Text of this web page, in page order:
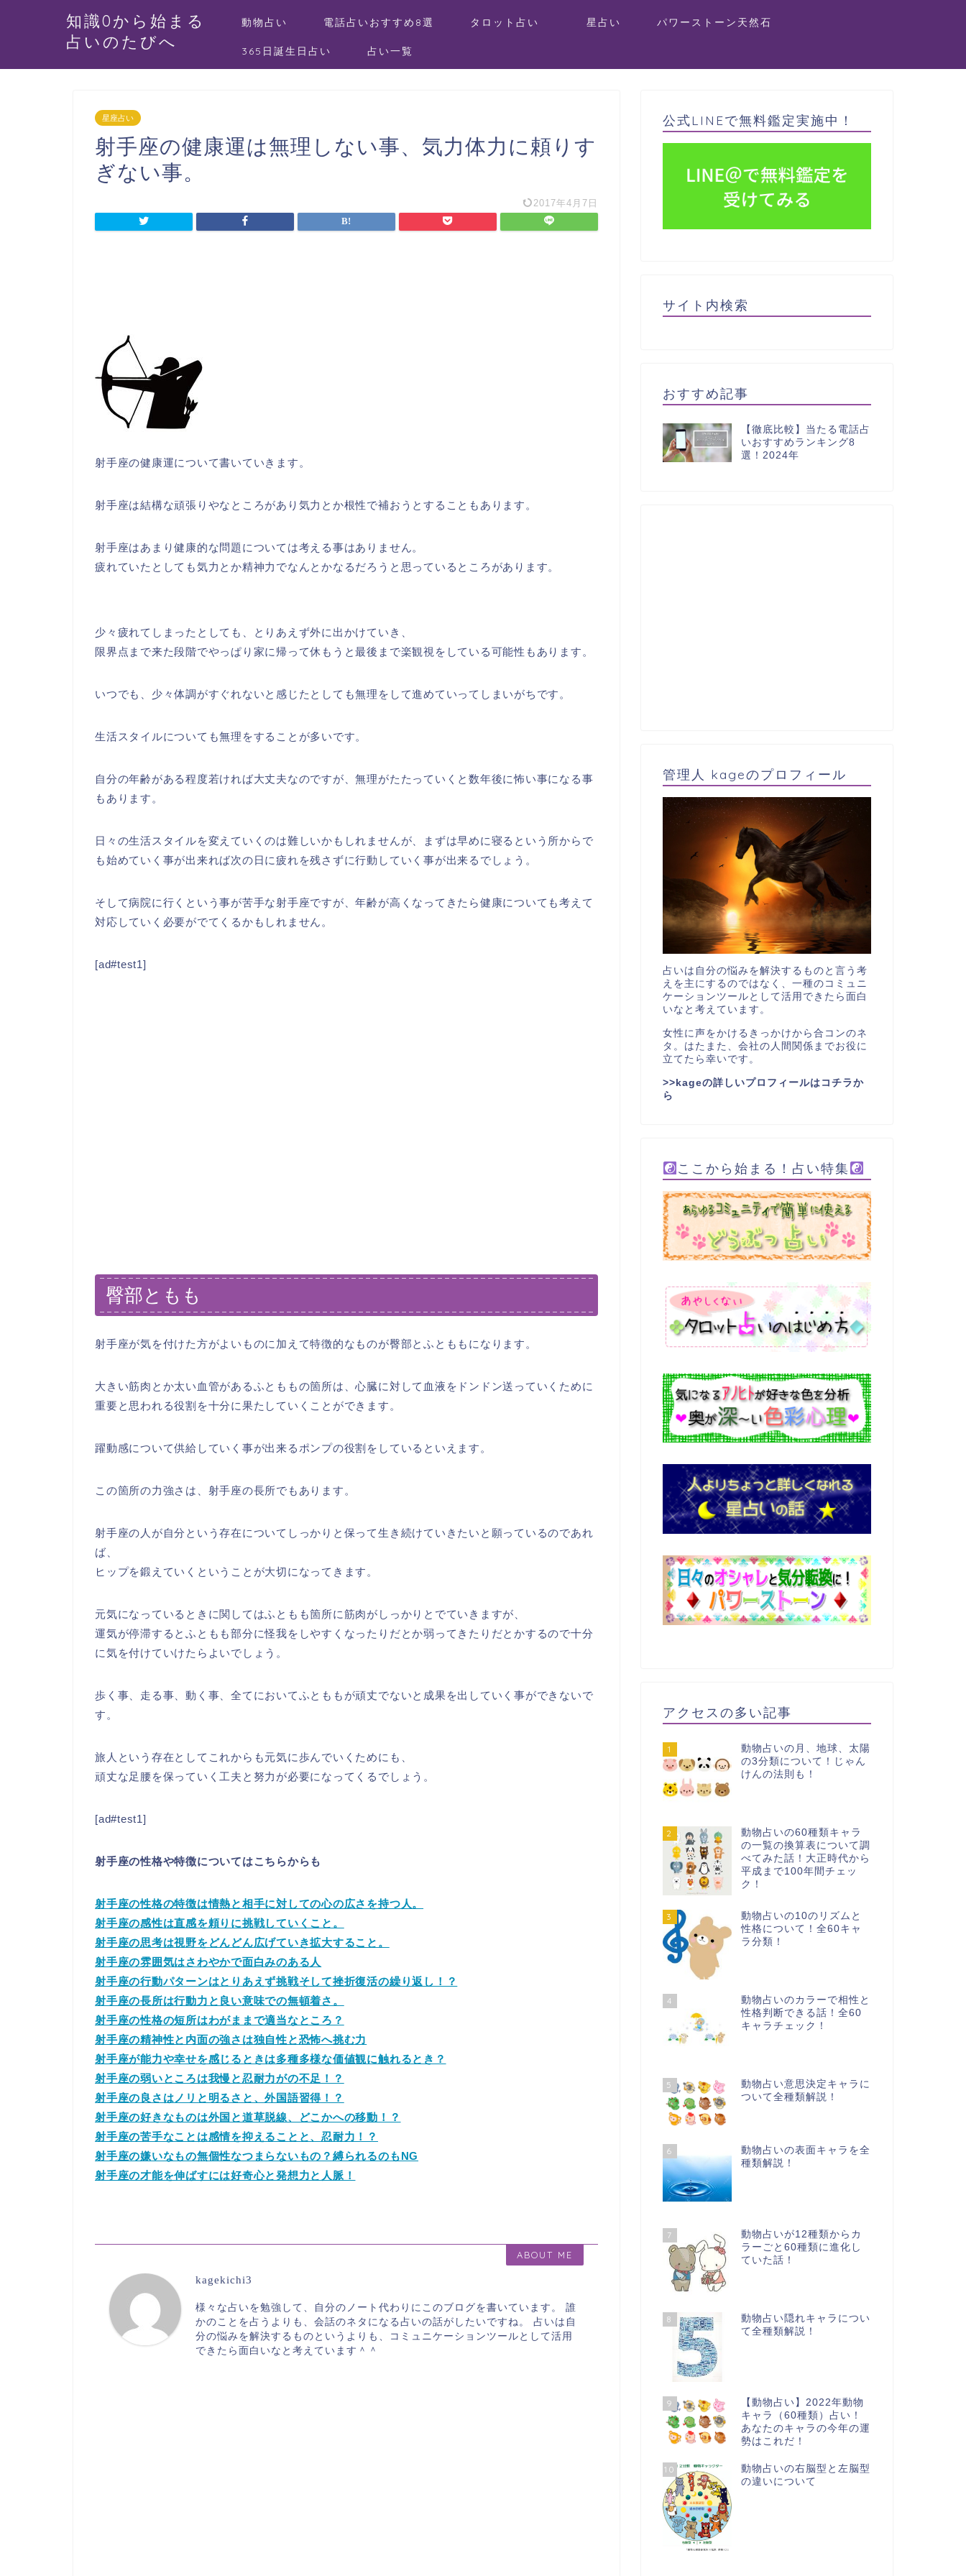
知識0から始まる
占いのたびへ
動物占い 電話占いおすすめ8選 タロット占い 星占い パワーストーン天然石
365日誕生日占い 占い一覧
星座占い
射手座の健康運は無理しない事、気力体力に頼りす
ぎない事。
2017年4月7日
射手座の健康運について書いていきます。
射手座は結構な頑張りやなところがあり気力とか根性で補おうとすることもあります。
射手座はあまり健康的な問題については考える事はありません。
疲れていたとしても気力とか精神力でなんとかなるだろうと思っているところがあります。
少々疲れてしまったとしても、とりあえず外に出かけていき、
限界点まで来た段階でやっぱり家に帰って休もうと最後まで楽観視をしている可能性もあります。
いつでも、少々体調がすぐれないと感じたとしても無理をして進めていってしまいがちです。
生活スタイルについても無理をすることが多いです。
自分の年齢がある程度若ければ大丈夫なのですが、無理がたたっていくと数年後に怖い事になる事
もあります。
日々の生活スタイルを変えていくのは難しいかもしれませんが、まずは早めに寝るという所からで
も始めていく事が出来れば次の日に疲れを残さずに行動していく事が出来るでしょう。
そして病院に行くという事が苦手な射手座ですが、年齢が高くなってきたら健康についても考えて
対応していく必要がでてくるかもしれません。
[ad#test1]
臀部ともも
射手座が気を付けた方がよいものに加えて特徴的なものが臀部とふとももになります。
大きい筋肉とか太い血管があるふとももの箇所は、心臓に対して血液をドンドン送っていくために
重要と思われる役割を十分に果たしていくことができます。
躍動感について供給していく事が出来るポンプの役割をしているといえます。
この箇所の力強さは、射手座の長所でもあります。
射手座の人が自分という存在についてしっかりと保って生き続けていきたいと願っているのであれ
ば、
ヒップを鍛えていくということが大切になってきます。
元気になっているときに関してはふともも箇所に筋肉がしっかりとでていきますが、
運気が停滞するとふともも部分に怪我をしやすくなったりだとか弱ってきたりだとかするので十分
に気を付けていけたらよいでしょう。
歩く事、走る事、動く事、全てにおいてふとももが頑丈でないと成果を出していく事ができないで
す。
旅人という存在としてこれからも元気に歩んでいくためにも、
頑丈な足腰を保っていく工夫と努力が必要になってくるでしょう。
[ad#test1]
射手座の性格や特徴についてはこちらからも
射手座の性格の特徴は情熱と相手に対しての心の広さを持つ人。
射手座の感性は直感を頼りに挑戦していくこと。
射手座の思考は視野をどんどん広げていき拡大すること。
射手座の雰囲気はさわやかで面白みのある人
射手座の行動パターンはとりあえず挑戦そして挫折復活の繰り返し！？
射手座の長所は行動力と良い意味での無頓着さ。
射手座の性格の短所はわがままで適当なところ？
射手座の精神性と内面の強さは独自性と恐怖へ挑む力
射手座が能力や幸せを感じるときは多種多様な価値観に触れるとき？
射手座の弱いところは我慢と忍耐力がの不足！？
射手座の良さはノリと明るさと、外国語習得！？
射手座の好きなものは外国と道草脱線、どこかへの移動！？
射手座の苦手なことは感情を抑えることと、忍耐力！？
射手座の嫌いなもの無個性なつまらないもの？縛られるのもNG
射手座の才能を伸ばすには好奇心と発想力と人脈！
ABOUT ME
kagekichi3
様々な占いを勉強して、自分のノート代わりにこのブログを書いています。 誰
かのことを占うよりも、会話のネタになる占いの話がしたいですね。 占いは自
分の悩みを解決するものというよりも、コミュニケーションツールとして活用
できたら面白いなと考えています＾＾
公式LINEで無料鑑定実施中！
サイト内検索
おすすめ記事
【徹底比較】当たる電話占
いおすすめランキング8
選！2024年
管理人 kageのプロフィール
占いは自分の悩みを解決するものと言う考
えを主にするのではなく、一種のコミュニ
ケーションツールとして活用できたら面白
いなと考えています。
女性に声をかけるきっかけから合コンのネ
タ。はたまた、会社の人間関係までお役に
立てたら幸いです。
>>kageの詳しいプロフィールはコチラか
ら
ここから始まる！占い特集
アクセスの多い記事
1
動物占いの月、地球、太陽
の3分類について！じゃん
けんの法則も！
2
動物占いの60種類キャラ
の一覧の換算表について調
べてみた話！大正時代から
平成まで100年間チェッ
ク！
3
動物占いの10のリズムと
性格について！全60キャ
ラ分類！
4
動物占いのカラーで相性と
性格判断できる話！全60
キャラチェック！
5
動物占い意思決定キャラに
ついて全種類解説！
6
動物占いの表面キャラを全
種類解説！
7
動物占いが12種類からカ
ラーごと60種類に進化し
ていた話！
8
動物占い隠れキャラについ
て全種類解説！
9
【動物占い】2022年動物
キャラ（60種類）占い！
あなたのキャラの今年の運
勢はこれだ！
10
動物占いの右脳型と左脳型
の違いについて